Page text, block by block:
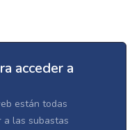
acceder a
están todas
a las subastas